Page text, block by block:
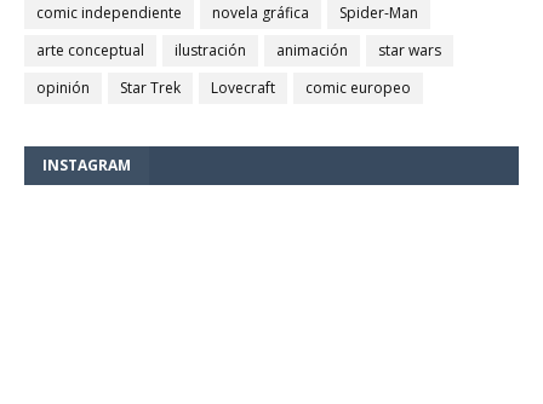
comic independiente
novela gráfica
Spider-Man
arte conceptual
ilustración animación
star wars
opinión
Star Trek Lovecraft comic europeo
INSTAGRAM